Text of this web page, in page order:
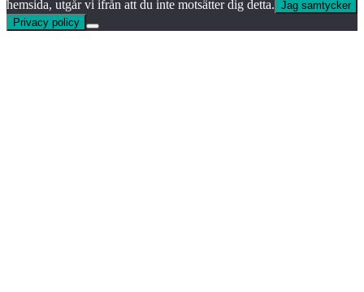
hemsida, utgår vi ifrån att du inte motsätter dig detta. Jag samtycker
Privacy policy